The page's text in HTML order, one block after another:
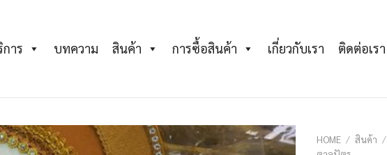
าร บทความ สินค้า การซื้อสินค้า เกี่ยวกับเรา ติดต่อเรา
HOME / สินค้า /